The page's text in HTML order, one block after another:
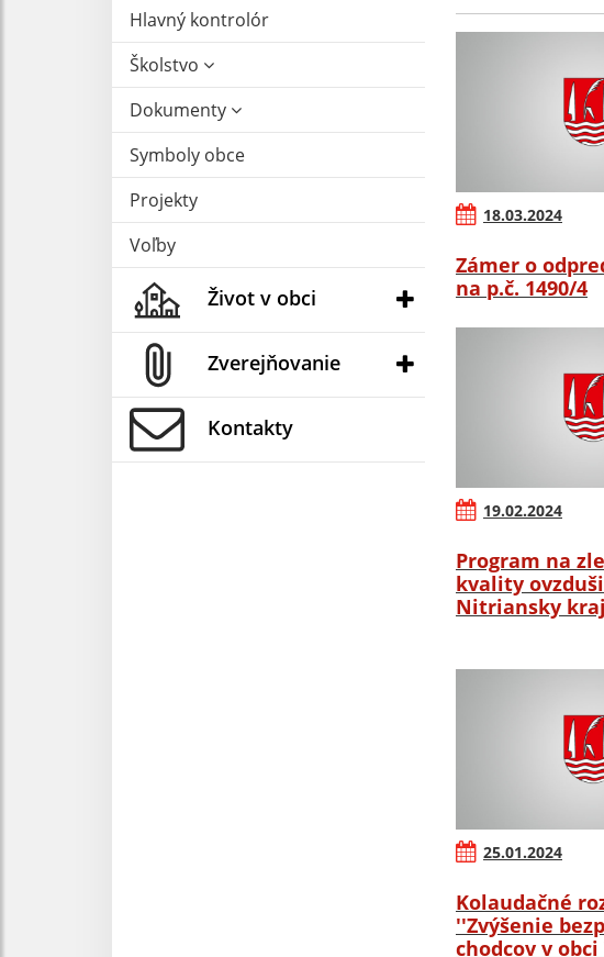
Hlavný kontrolór
Školstvo
Dokumenty
Symboly obce
Projekty
Voľby
Život v obci
Zverejňovanie
Kontakty
18.03.2024
Zámer o
na p.č. 1490/4
19.02.2024
Program na
kvality
Nitriansky kraj
25.01.2024
Kolaudačné
''Zvýšenie
chodcov v